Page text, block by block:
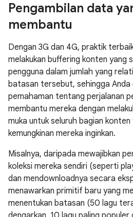
Pengambilan data
membantu
Dengan 3G dan 4G, praktik
melakukan buffering konten yang
pengguna dalam jumlah yang
batasan tersebut, sehingga Anda
pemahaman tentang perjalanan
membantu mereka dengan
muka untuk seluruh bagian
kemungkinan mereka inginkan.
Misalnya, daripada mewajibkan
koleksi mereka sendiri (seperti
dan mendownloadnya secara
menawarkan primitif baru yang
menentukan batasan (50 lagu